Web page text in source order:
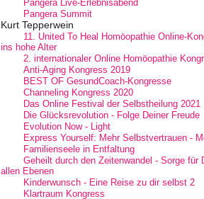
Pangera Live-Erlebnisabend
Pangera Summit
Kurt Tepperwein
11. United To Heal Homöopathie Online-
ins hohe Alter
2. internationaler Online Homöopathie
Anti-Aging Kongress 2019
BEST OF GesundCoach-Kongresse
Channeling Kongress 2020
Das Online Festival der Selbstheilung 2021
Die Glücksrevolution - Folge Deiner Freude
Evolution Now - Light
Express Yourself: Mehr Selbstvertrauen -
Familienseele in Entfaltung
Geheilt durch den Zeitenwandel - Sorge
allen Ebenen
Kinderwunsch - Eine Reise zu dir selbst 2
Klartraum Kongress